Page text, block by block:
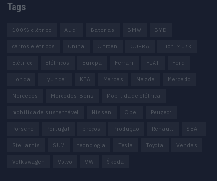
Tags
100% elétrico Audi Baterias BMW BYD
carros elétricos China Citröen CUPRA Elon Musk
Elétrico Elétricos Europa Ferrari FIAT Ford
Honda Hyundai KIA Marcas Mazda Mercado
Mercedes Mercedes-Benz Mobilidade elétrica
mobilidade sustentável Nissan Opel Peugeot
Porsche Portugal preços Produção Renault SEAT
Stellantis SUV tecnologia Tesla Toyota Vendas
Volkswagen Volvo VW Škoda